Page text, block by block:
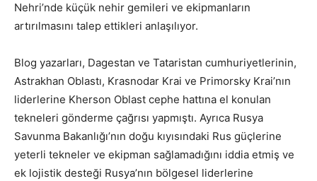
Nehri’nde küçük nehir gemileri ve ekipmanların
artırılmasını talep ettikleri anlaşılıyor.
Blog yazarları, Dagestan ve Tataristan cumhuriyetlerinin,
Astrakhan Oblastı, Krasnodar Krai ve Primorsky Krai’nın
liderlerine Kherson Oblast cephe hattına el konulan
tekneleri gönderme çağrısı yapmıştı. Ayrıca Rusya
Savunma Bakanlığı’nın doğu kıyısındaki Rus güçlerine
yeterli tekneler ve ekipman sağlamadığını iddia etmiş ve
ek lojistik desteği Rusya’nın bölgesel liderlerine